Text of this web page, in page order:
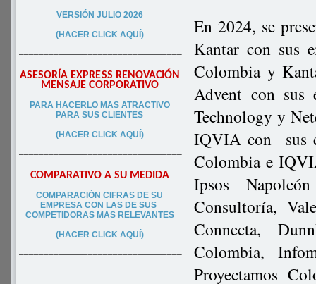
VERSIÓN JULIO 2026
(HACER CLICK AQUÍ)
–––––––––––––––––––––––––––––––––
ASESORÍA EXPRESS RENOVACIÓN
MENSAJE CORPORATIVO
PARA HACERLO MAS ATRACTIVO
PARA SUS CLIENTES
(HACER CLICK AQUÍ)
–––––––––––––––––––––––––––––––––
COMPARATIVO A SU MEDIDA
COMPARACIÓN CIFRAS DE SU
EMPRESA CON LAS DE SUS
COMPETIDORAS MAS RELEVANTES
(HACER CLICK AQUÍ)
–––––––––––––––––––––––––––––––––
En 2024, se
Kantar con sus
Colombia y
Advent con sus
Technology y
IQVIA con sus
Colombia e
Ipsos
Consultoría,
Connecta,
Colombia,
Proyectamos